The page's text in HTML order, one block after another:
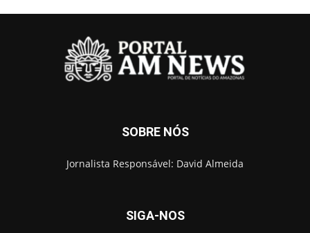
SOBRE NÓS
Jornalista Responsável: David Almeida
SIGA-NOS